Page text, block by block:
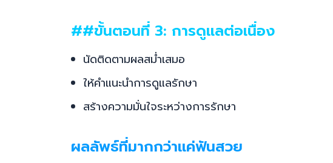
##ขั้นตอนที่ 3: การดูแลต่อเนื่อง
นัดติดตามผลสม่ำเสมอ
ให้คำแนะนำการดูแลรักษา
สร้างความมั่นใจระหว่างการรักษา
ผลลัพธ์ที่มากกว่าแค่ฟันสวย